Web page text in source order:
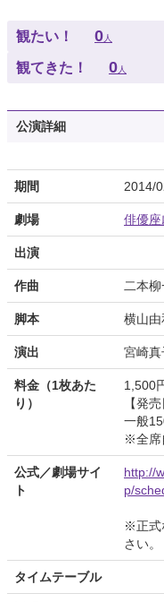
観たい！ 0人
観てきた！ 0人
公演詳細
期間 2014/
劇場 俳優座
出演
作曲 二本柳
脚本 横山由
演出 宮崎真
料金（1枚あた
り）
1,500
【発売
一般
※全席
公式／劇場サイ
ト
http://
p/
※正式
さい。
タイムテーブル